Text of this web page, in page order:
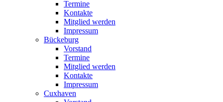
Termine
Kontakte
Mitglied werden
Impressum
Bückeburg
Vorstand
Termine
Mitglied werden
Kontakte
Impressum
Cuxhaven